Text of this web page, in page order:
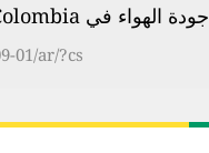
جودة الهواء في Casa de Justicia Itagui, Medellín, Colombia هي
01/ar/?cs